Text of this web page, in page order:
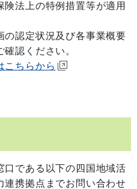
法上の特例措置等が適用
の認定状況及び各事業概要
認ください。
こちらから
口である以下の四国地域活
連携拠点までお問い合わせ